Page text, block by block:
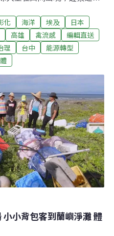
希望阻止新一波的生態浩
候變遷 長榮航空揭示「2050
公司協會（AAPA）第65屆
，今年由該協會與長榮航空
啟旅遊協議及航空業有序復
於氣候行動的共識，重申航
的目標，致力追求永續發
化 海洋 埃及
日本
高雄 禽流感
編輯直送
理 台中
能源轉型
小小背包客到蘭嶼淨灘 體